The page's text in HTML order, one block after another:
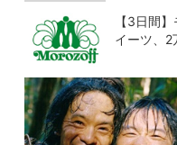
【3日間
イーツ、